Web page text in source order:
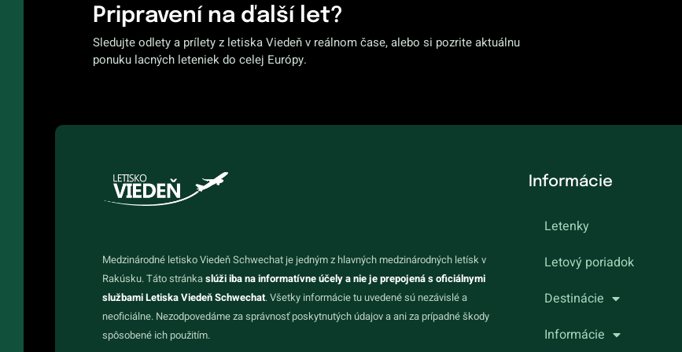
Pripravení na ďalší let?
Sledujte odlety a prílety z letiska Viedeň v reálnom čase, alebo si pozrite aktuálnu
ponuku lacných leteniek do celej Európy.
Medzinárodné letisko Viedeň Schwechat je jedným z hlavných medzinárodných letísk v
Rakúsku. Táto stránkaslúži iba na informatívne účely a nie je prepojená s oficiálnymi
službami Letiska Viedeň Schwechat. Všetky informácie tu uvedené sú nezávislé a
neoficiálne. Nezodpovedáme za správnosť poskytnutých údajov a ani za prípadné škody
spôsobené ich použitím.
Informácie
Letenky
Letový poriadok
Destinácie
Informácie